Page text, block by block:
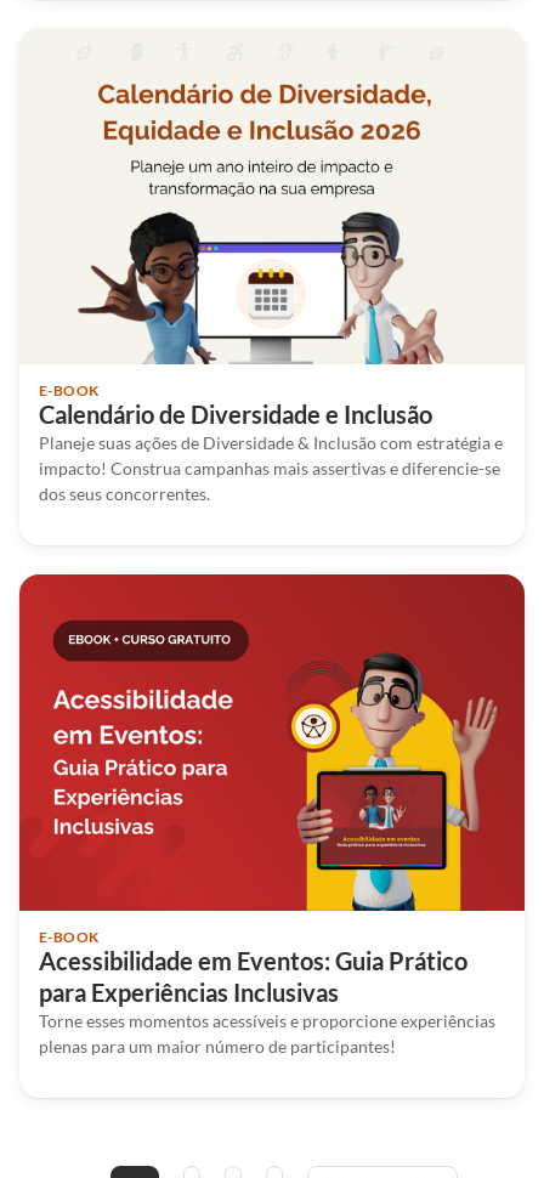
E-BOOK
Calendário de Diversidade e Inclusão
Planeje suas ações de Diversidade & Inclusão com estratégia e
impacto! Construa campanhas mais assertivas e diferencie-se
dos seus concorrentes.
E-BOOK
Acessibilidade em Eventos: Guia Prático
para Experiências Inclusivas
Torne esses momentos acessíveis e proporcione experiências
plenas para um maior número de participantes!